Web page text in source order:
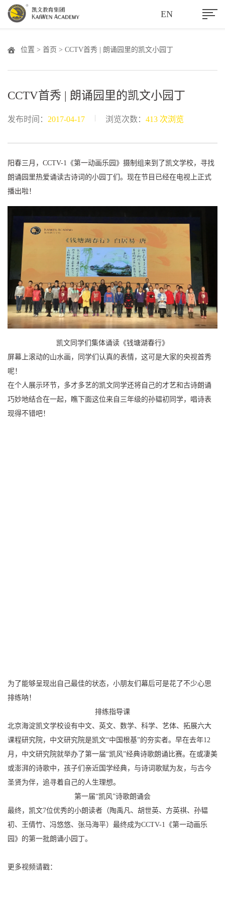
EN
位置 > 首页 > CCTV首秀 | 朗诵园里的凯文小园丁
CCTV首秀 | 朗诵园里的凯文小园丁
发布时间： 2017-04-17 浏览次数： 413 次浏览
阳春三月，CCTV-1《第一动画乐园》摄制组来到了凯文学校，寻找
朗诵园里热爱诵读古诗词的小园丁们。现在节目已经在电视上正式
播出啦！
凯文同学们集体诵读《钱塘湖春行》
屏幕上滚动的山水画，同学们认真的表情，这可是大家的央视首秀
呢！
在个人展示环节，多才多艺的凯文同学还将自己的才艺和古诗朗诵
巧妙地结合在一起，瞧下面这位来自三年级的孙韫初同学，唱诗表
现得不错吧！
为了能够呈现出自己最佳的状态，小朋友们幕后可是花了不少心思
排练呐！
排练指导课
北京海淀凯文学校设有中文、英文、数学、科学、艺体、拓展六大
课程研究院，中文研究院是凯文“中国根基”的夯实者。早在去年12
月，中文研究院就举办了第一届“凯风”经典诗歌朗诵比赛。在或凄美
或澎湃的诗歌中，孩子们亲近国学经典，与诗词歌赋为友，与古今
圣贤为伴，追寻着自己的人生理想。
第一届“凯风”诗歌朗诵会
最终，凯文7位优秀的小朗读者（陶禹凡、胡世英、方英祺、孙韫
初、王倩竹、冯悠悠、张马海平）最终成为CCTV-1《第一动画乐
园》的第一批朗诵小园丁。
更多视频请戳：